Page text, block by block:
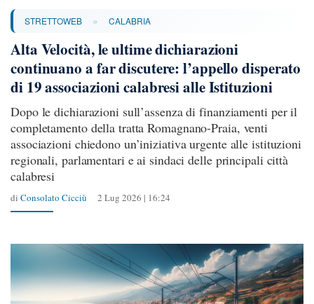
STRETTOWEB » CALABRIA
Alta Velocità, le ultime dichiarazioni
continuano a far discutere: l’appello disperato
di 19 associazioni calabresi alle Istituzioni
Dopo le dichiarazioni sull’assenza di finanziamenti per il
completamento della tratta Romagnano-Praia, venti
associazioni chiedono un’iniziativa urgente alle istituzioni
regionali, parlamentari e ai sindaci delle principali città
calabresi
di Consolato Cicciù 2 Lug 2026 | 16:24